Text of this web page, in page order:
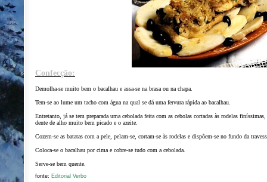
Confecção:
Demolha-se muito bem o bacalhau e assa-se na brasa ou na chapa.
Tem-se ao lume um tacho com água na qual se dá uma fervura rápida ao bacalhau.
Entretanto, já se tem preparada uma cebolada feita com as cebolas cortadas às rodelas
dente de alho muito bem picado e o azeite.
Cozem-se as batatas com a pele, pelam-se, cortam-se às rodelas e dispõem-se no fundo da
Coloca-se o bacalhau por cima e cobre-se tudo com a cebolada.
Serve-se bem quente.
fonte: Editorial Verbo